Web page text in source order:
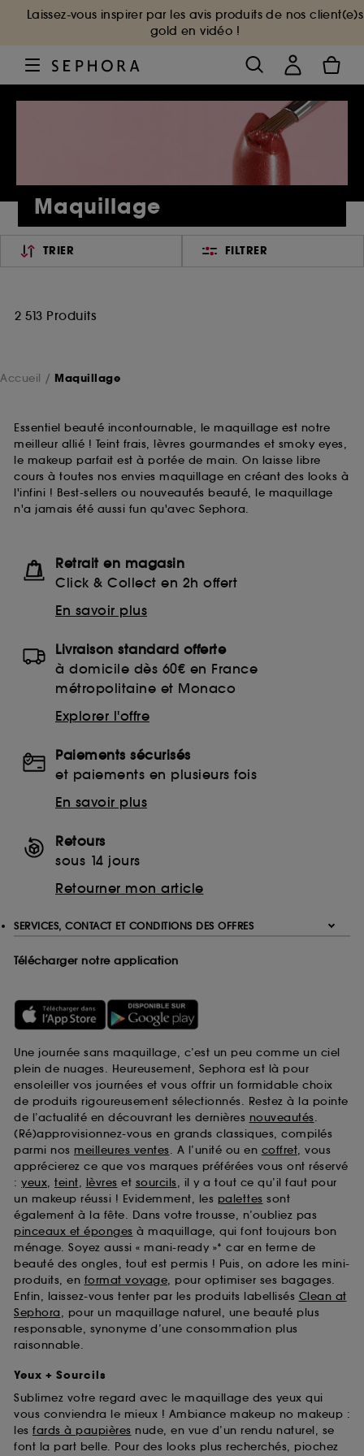
Laissez-vous inspirer par les avis produits de nos client(e)s
gold en vidéo !
Maquillage
TRIER FILTRER
2 513 Produits
Accueil Maquillage
Essentiel beauté incontournable, le maquillage est notre
meilleur allié ! Teint frais, lèvres gourmandes et smoky eyes,
le makeup parfait est à portée de main. On laisse libre
cours à toutes nos envies maquillage en créant des looks à
l'infini ! Best-sellers ou nouveautés beauté, le maquillage
n'a jamais été aussi fun qu'avec Sephora.
Retrait en magasin
Click & Collect en 2h offert
En savoir plus
Livraison standard offerte
à domicile dès 60€ en France
métropolitaine et Monaco
Explorer l'offre
Paiements sécurisés
et paiements en plusieurs fois
En savoir plus
Retours
sous 14 jours
Retourner mon article
SERVICES, CONTACT ET CONDITIONS DES OFFRES
Télécharger notre application
Une journée sans maquillage, c’est un peu comme un ciel
plein de nuages. Heureusement, Sephora est là pour
ensoleiller vos journées et vous offrir un formidable choix
de produits rigoureusement sélectionnés. Restez à la pointe
de l’actualité en découvrant les dernières nouveautés.
(Ré)approvisionnez-vous en grands classiques, compilés
parmi nos meilleures ventes. A l’unité ou en coffret, vous
apprécierez ce que vos marques préférées vous ont réservé
: yeux, teint, lèvres et sourcils, il y a tout ce qu’il faut pour
un makeup réussi ! Evidemment, les palettes sont
également à la fête. Dans votre trousse, n’oubliez pas
pinceaux et éponges à maquillage, qui font toujours bon
ménage. Soyez aussi « mani-ready »* car en terme de
beauté des ongles, tout est permis ! Puis, on adore les mini-
produits, en format voyage, pour optimiser ses bagages.
Enfin, laissez-vous tenter par les produits labellisés Clean at
Sephora, pour un maquillage naturel, une beauté plus
responsable, synonyme d’une consommation plus
raisonnable.
Yeux + Sourcils
Sublimez votre regard avec le maquillage des yeux qui
vous conviendra le mieux ! Ambiance makeup no makeup :
les fards à paupières nude, en vue d’un rendu naturel, se
font la part belle. Pour des looks plus recherchés, piochez